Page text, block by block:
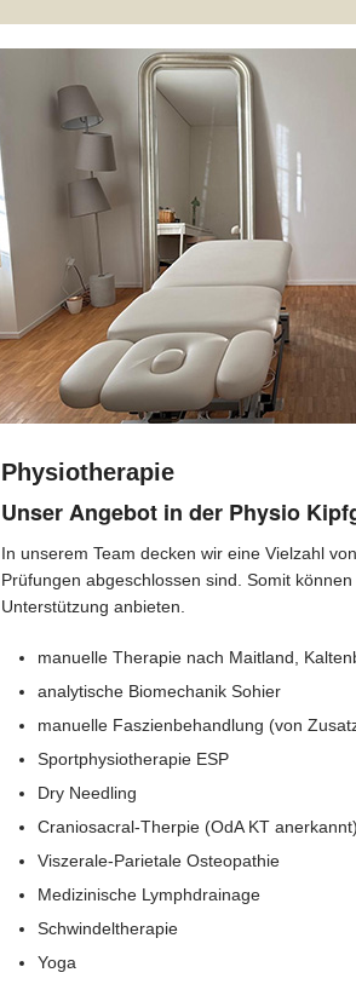
Physiotherapie
Unser Angebot in der Physio
In unserem Team decken wir eine Vielzahl
Prüfungen abgeschlossen sind. Somit
Unterstützung anbieten.
manuelle Therapie nach Maitland,
analytische Biomechanik Sohier
manuelle Faszienbehandlung (von
Sportphysiotherapie ESP
Dry Needling
Craniosacral-Therpie (OdA KT anerkannt)
Viszerale-Parietale Osteopathie
Medizinische Lymphdrainage
Schwindeltherapie
Yoga